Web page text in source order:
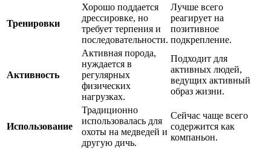
Тренировки
Хорошо поддается
дрессировке, но
требует терпения и
последовательности.
Лучше всего
реагирует на
позитивное
подкрепление.
Активность
Активная порода,
нуждается в
регулярных
физических
нагрузках.
Подходит для
активных людей,
ведущих активный
образ жизни.
Использование
Традиционно
использовалась для
охоты на медведей и
другую дичь.
Сейчас чаще всего
содержится как
компаньон.